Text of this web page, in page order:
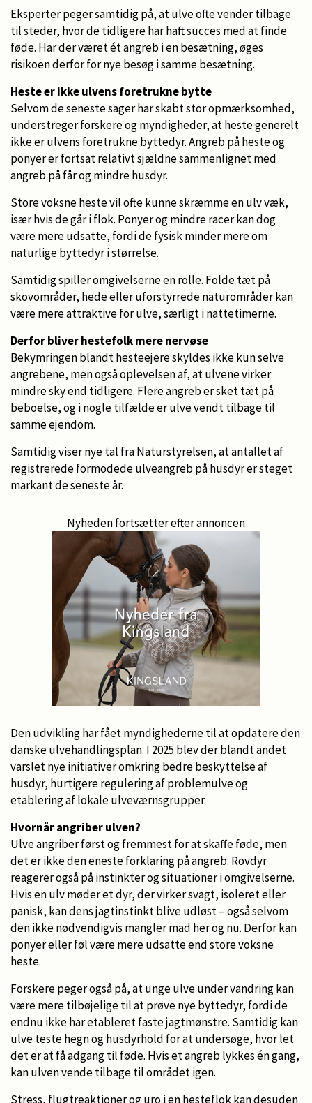
Eksperter peger samtidig på, at ulve ofte vender tilbage
til steder, hvor de tidligere har haft succes med at finde
føde. Har der været ét angreb i en besætning, øges
risikoen derfor for nye besøg i samme besætning.
Heste er ikke ulvens foretrukne bytte
Selvom de seneste sager har skabt stor opmærksomhed,
understreger forskere og myndigheder, at heste generelt
ikke er ulvens foretrukne byttedyr. Angreb på heste og
ponyer er fortsat relativt sjældne sammenlignet med
angreb på får og mindre husdyr.
Store voksne heste vil ofte kunne skræmme en ulv væk,
især hvis de går i flok. Ponyer og mindre racer kan dog
være mere udsatte, fordi de fysisk minder mere om
naturlige byttedyr i størrelse.
Samtidig spiller omgivelserne en rolle. Folde tæt på
skovområder, hede eller uforstyrrede naturområder kan
være mere attraktive for ulve, særligt i nattetimerne.
Derfor bliver hestefolk mere nervøse
Bekymringen blandt hesteejere skyldes ikke kun selve
angrebene, men også oplevelsen af, at ulvene virker
mindre sky end tidligere. Flere angreb er sket tæt på
beboelse, og i nogle tilfælde er ulve vendt tilbage til
samme ejendom.
Samtidig viser nye tal fra Naturstyrelsen, at antallet af
registrerede formodede ulveangreb på husdyr er steget
markant de seneste år.
Nyheden fortsætter efter annoncen
Den udvikling har fået myndighederne til at opdatere den
danske ulvehandlingsplan. I 2025 blev der blandt andet
varslet nye initiativer omkring bedre beskyttelse af
husdyr, hurtigere regulering af problemulve og
etablering af lokale ulveværnsgrupper.
Hvornår angriber ulven?
Ulve angriber først og fremmest for at skaffe føde, men
det er ikke den eneste forklaring på angreb. Rovdyr
reagerer også på instinkter og situationer i omgivelserne.
Hvis en ulv møder et dyr, der virker svagt, isoleret eller
panisk, kan dens jagtinstinkt blive udløst – også selvom
den ikke nødvendigvis mangler mad her og nu. Derfor kan
ponyer eller føl være mere udsatte end store voksne
heste.
Forskere peger også på, at unge ulve under vandring kan
være mere tilbøjelige til at prøve nye byttedyr, fordi de
endnu ikke har etableret faste jagtmønstre. Samtidig kan
ulve teste hegn og husdyrhold for at undersøge, hvor let
det er at få adgang til føde. Hvis et angreb lykkes én gang,
kan ulven vende tilbage til området igen.
Stress, flugtreaktioner og uro i en hesteflok kan desuden